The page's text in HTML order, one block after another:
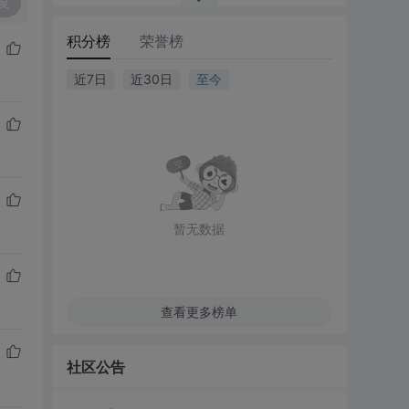
积分榜 荣誉榜
近7日 近30日 至今
暂无数据
查看更多榜单
社区公告